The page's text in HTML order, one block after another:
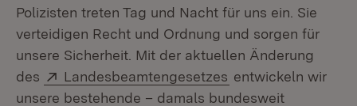
Polizisten treten Tag und Nacht für uns ein. Sie
verteidigen Recht und Ordnung und sorgen für
unsere Sicherheit. Mit der aktuellen Änderung
des
Extern:
Landesbeamtengesetzes (Öffnet in neuem
entwickeln wir
unsere bestehende – damals bundesweit